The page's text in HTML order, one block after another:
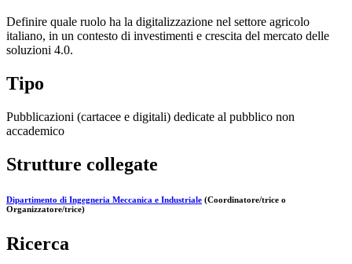
Definire quale ruolo ha la digitalizzazione nel settore agricolo
italiano, in un contesto di investimenti e crescita del mercato delle
soluzioni 4.0.
Tipo
Pubblicazioni (cartacee e digitali) dedicate al pubblico non
accademico
Strutture collegate
Dipartimento di Ingegneria Meccanica e Industriale (Coordinatore/trice o
Organizzatore/trice)
Ricerca